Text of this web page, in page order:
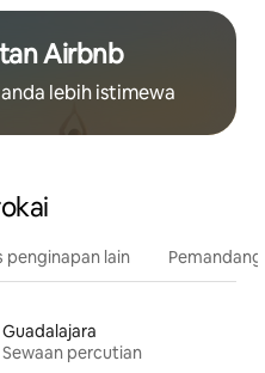
Airbnb
lebih istimewa
penginapan lain
Guadalajara
Sewaan percutian